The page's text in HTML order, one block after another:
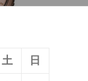
土 日